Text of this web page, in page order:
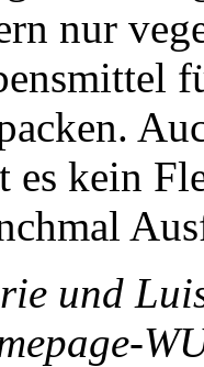
nur
es kein
und